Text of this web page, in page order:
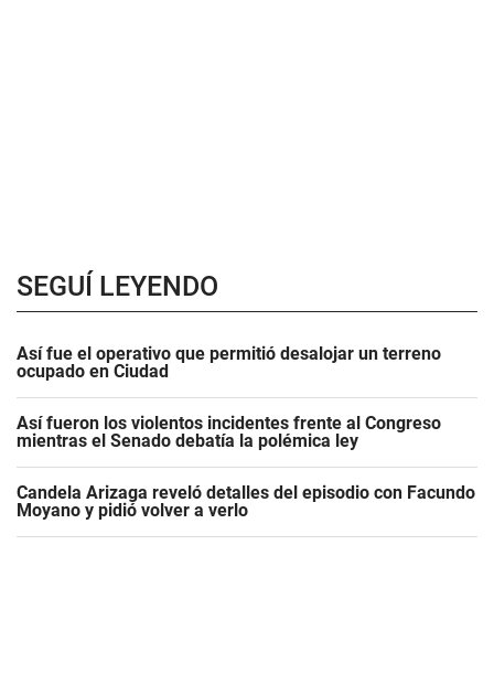
SEGUÍ LEYENDO
Así fue el operativo que permitió desalojar un terreno
ocupado en Ciudad
Así fueron los violentos incidentes frente al Congreso
mientras el Senado debatía la polémica ley
Candela Arizaga reveló detalles del episodio con Facundo
Moyano y pidió volver a verlo